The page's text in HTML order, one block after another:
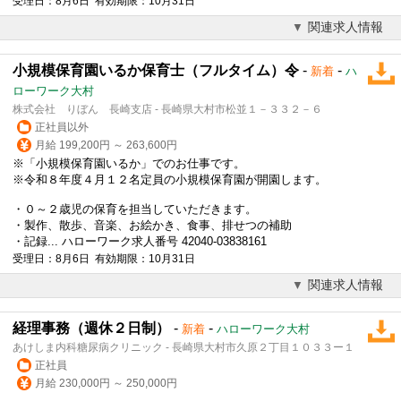
関連求人情報
小規模保育園いるか保育士（フルタイム）令 - 新着 - ハ
ローワーク大村
株式会社 りぼん 長崎支店 - 長崎県大村市松並１－３３２－６
正社員以外
月給 199,200円 ～ 263,600円
※「小規模保育園いるか」でのお仕事です。
※令和８年度４月１２名定員の小規模保育園が開園します。
・０～２歳児の保育を担当していただきます。
・製作、散歩、音楽、お絵かき、食事、排せつの補助
・記録... ハローワーク求人番号 42040-03838161
受理日：8月6日 有効期限：10月31日
関連求人情報
経理事務（週休２日制） - 新着 - ハローワーク大村
あけしま内科糖尿病クリニック - 長崎県大村市久原２丁目１０３３ー１
正社員
月給 230,000円 ～ 250,000円